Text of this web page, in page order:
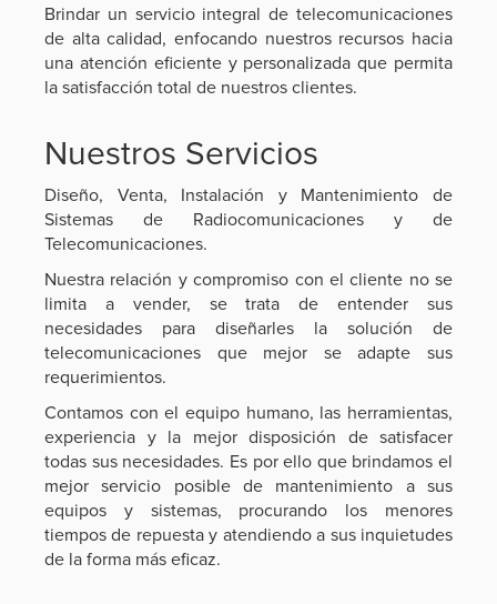
Brindar un servicio integral de telecomunicaciones
de alta calidad, enfocando nuestros recursos hacia
una atención eficiente y personalizada que permita
la satisfacción total de nuestros clientes.
Nuestros Servicios
Diseño, Venta, Instalación y Mantenimiento de
Sistemas de Radiocomunicaciones y de
Telecomunicaciones.
Nuestra relación y compromiso con el cliente no se
limita a vender, se trata de entender sus
necesidades para diseñarles la solución de
telecomunicaciones que mejor se adapte sus
requerimientos.
Contamos con el equipo humano, las herramientas,
experiencia y la mejor disposición de satisfacer
todas sus necesidades. Es por ello que brindamos el
mejor servicio posible de mantenimiento a sus
equipos y sistemas, procurando los menores
tiempos de repuesta y atendiendo a sus inquietudes
de la forma más eficaz.